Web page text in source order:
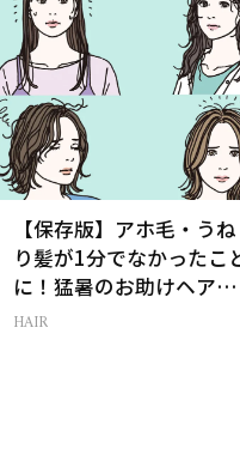
【保存版】アホ毛・うね
り髪が1分でなかったこ
に！猛暑のお助けヘアア
イテム16選
HAIR